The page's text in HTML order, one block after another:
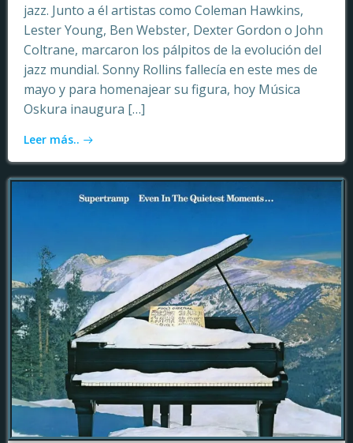
jazz. Junto a él artistas como Coleman Hawkins,
Lester Young, Ben Webster, Dexter Gordon o John
Coltrane, marcaron los pálpitos de la evolución del
jazz mundial. Sonny Rollins fallecía en este mes de
mayo y para homenajear su figura, hoy Música
Oskura inaugura […]
Leer más..